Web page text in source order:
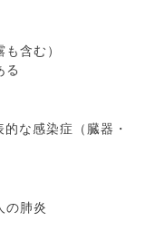
含む）
る
な感染症（臓器・
の肺炎